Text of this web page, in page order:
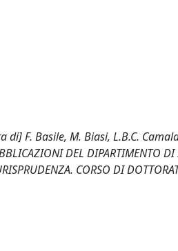
F. Basile, M. Biasi, L.B.C.
DEL DIPARTIMENTO DI
CORSO DI